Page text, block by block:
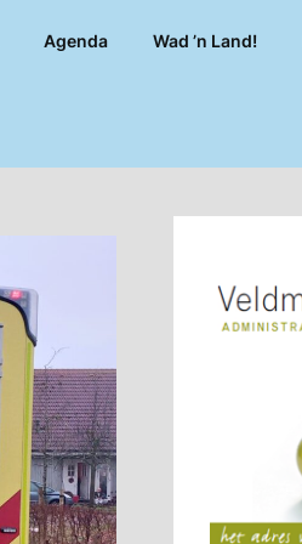
Agenda Wad ’n Land!